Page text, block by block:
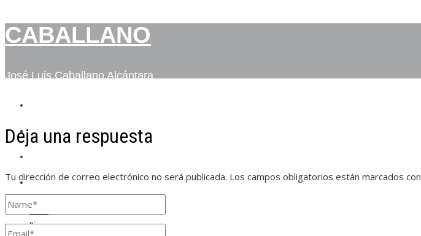
CABALLANO
José Luis Caballano Alcántara
BIO
CONTACTO
Inicio
Bio
Deja una respuesta
Tu dirección de correo electrónico no será publicada. Los campos obligatorios están marcados con